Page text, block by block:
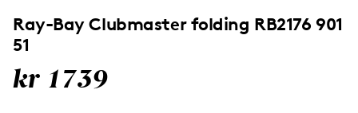
Ray-Bay Clubmaster folding RB2176 901
51
kr 1739